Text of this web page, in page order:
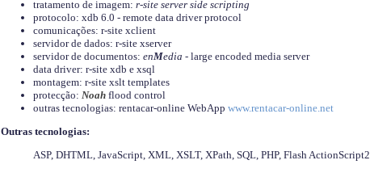
tratamento de imagem: r-site server side scripting
protocolo: xdb 6.0 - remote data driver protocol
comunicações: r-site xclient
servidor de dados: r-site xserver
servidor de documentos: enMedia - large encoded media server
data driver: r-site xdb e xsql
montagem: r-site xslt templates
protecção: Noahflood control
outras tecnologias: rentacar-online WebApp www.rentacar-online.net
Outras tecnologias:
ASP, DHTML, JavaScript, XML, XSLT, XPath, SQL, PHP, Flash ActionScript2